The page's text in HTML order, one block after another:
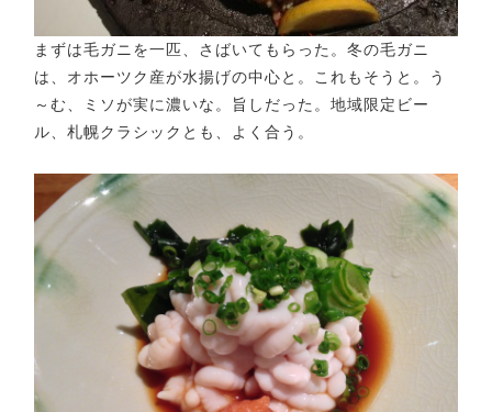
まずは毛ガニを一匹、さばいてもらった。冬の毛ガニ
は、オホーツク産が水揚げの中心と。これもそうと。う
～む、ミソが実に濃いな。旨しだった。地域限定ビー
ル、札幌クラシックとも、よく合う。